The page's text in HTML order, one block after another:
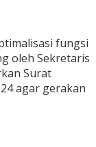
fungsi
oleh Sekretaris
Surat
agar gerakan